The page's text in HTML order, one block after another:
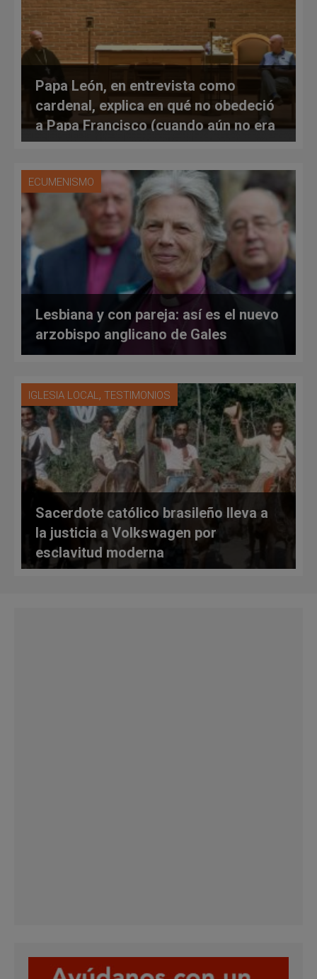
Papa León, en entrevista como
cardenal, explica en qué no obedeció
a Papa Francisco (cuando aún no era
Papa)
ECUMENISMO
Lesbiana y con pareja: así es el nuevo
arzobispo anglicano de Gales
IGLESIA LOCAL, TESTIMONIOS
Sacerdote católico brasileño lleva a
la justicia a Volkswagen por
esclavitud moderna